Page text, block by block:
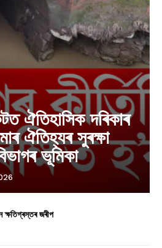
ঐতিহাসিক দৰিকাৰ
ঐতিহ্যৰ সুৰক্ষা
ভূমিকা
জৰীপ